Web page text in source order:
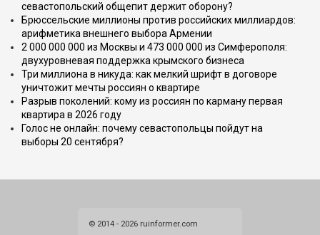
севастопольский общепит держит оборону?
Брюссельские миллионы против российских миллиардов:
арифметика внешнего выбора Армении
2 000 000 000 из Москвы и 473 000 000 из Симферополя:
двухуровневая поддержка крымского бизнеса
Три миллиона в никуда: как мелкий шрифт в договоре
уничтожит мечты россиян о квартире
Разрыв поколений: кому из россиян по карману первая
квартира в 2026 году
Голос не онлайн: почему севастопольцы пойдут на
выборы 20 сентября?
© 2014 - 2026 ruinformer.com